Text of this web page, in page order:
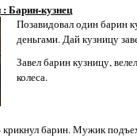
Барин-кузнец
Позавидовал один барин
деньгами. Дай кузницу
Завел барин кузницу,
колеса.
барин. Мужик